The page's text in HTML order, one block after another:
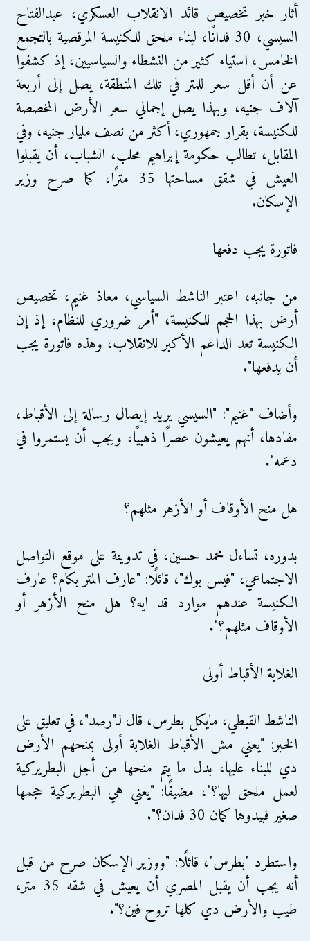
أثار خبر تخصيص قائد الانقلاب العسكري، عبدالفتاح
السيسي، 30 فدانًا، لبناء ملحق للكنيسة المرقصية بالتجمع
الخامس، استياء كثير من النشطاء والسياسيين، إذ كشفوا
عن أن أقل سعر للمتر في تلك المنطقة، يصل إلى أربعة
آلاف جنيه، وبهذا يصل إجمالي سعر الأرض المخصصة
للكنيسة، بقرار جمهوري، أكثر من نصف مليار جنيه، وفي
المقابل، تطالب حكومة إبراهيم محلب، الشباب، أن يقبلوا
العيش في شقق مساحتها 35 مترًا، كما صرح وزير
الإسكان.
فاتورة يجب دفعها
من جانبه، اعتبر الناشط السياسي، معاذ غنيم، تخصيص
أرض بهذا الحجم للكنيسة، "أمر ضروري للنظام، إذ إن
الكنيسة تعد الداعم الأكبر للانقلاب، وهذه فاتورة يجب
أن يدفعها".
وأضاف "غنيم": "السيسي يريد إيصال رسالة إلى الأقباط،
مفادها، أنهم يعيشون عصرًا ذهبيًا، ويجب أن يستمروا في
دعمه".
هل منح الأوقاف أو الأزهر مثلهم؟
بدوره، تساءل محمد حسين، في تدوينة على موقع التواصل
الاجتماعي، "فيس بوك"، قائلًا: "عارف المتر بكام؟ عارف
الكنيسة عندهم موارد قد ايه؟ هل منح الأزهر أو
الأوقاف مثلهم؟".
الغلابة الأقباط أولى
الناشط القبطي، مايكل بطرس، قال لـ"رصد"، في تعليق على
الخبر: "يعني مش الأقباط الغلابة أولى بمنحهم الأرض
دي للبناء عليها، بدل ما يتم منحها من أجل البطريركية
لعمل ملحق ليها؟"، مضيفًا: "يعني هي البطريركية حجمها
صغير فبيدوها كمان 30 فدان؟".
واستطرد "بطرس"، قائلًا: "ووزير الإسكان صرح من قبل
أنه يجب أن يقبل المصري أن يعيش في شقه 35 متر،
طيب والأرض دي كلها تروح فين؟".